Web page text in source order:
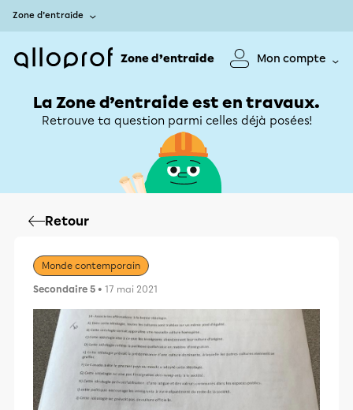
Zone d’entraide
Zone d’entraide Mon compte
La Zone d’entraide est en travaux.
Retrouve ta question parmi celles déjà posées!
Retour
Monde contemporain
Secondaire 5 • 17 mai 2021